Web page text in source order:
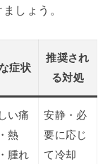
しょう。
症状
推奨され
る対処
い痛
熱
腫れ
安静・必
要に応じ
て冷却